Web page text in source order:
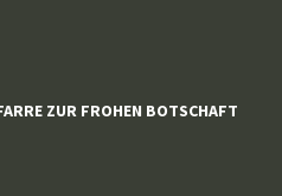
ZUR FROHEN BOTSCHAFT